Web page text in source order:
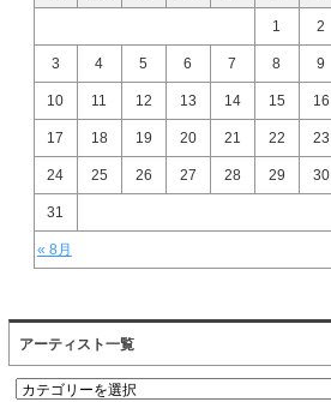
« 8月
1 2
3 4 5 6 7 8 9
10 11 12 13 14 15 16
17 18 19 20 21 22 23
24 25 26 27 28 29 30
31
アーティスト一覧
ア